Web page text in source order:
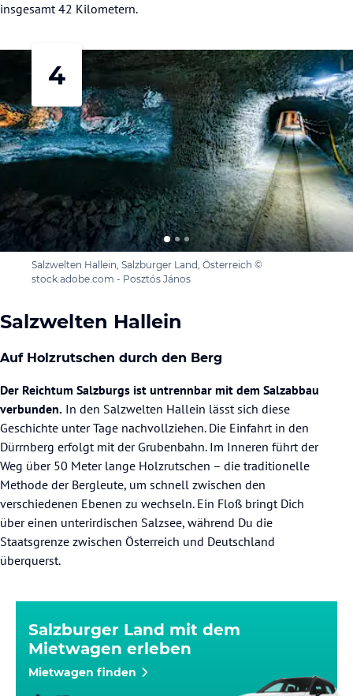
insgesamt 42 Kilometern.
4
Salzwelten Hallein, Salzburger Land, Österreich ©
stock.adobe.com - Posztós János
Salzwelten Hallein
Auf Holzrutschen durch den Berg
Der Reichtum Salzburgs ist untrennbar mit dem Salzabbau
verbunden. In den Salzwelten Hallein lässt sich diese
Geschichte unter Tage nachvollziehen. Die Einfahrt in den
Dürrnberg erfolgt mit der Grubenbahn. Im Inneren führt der
Weg über 50 Meter lange Holzrutschen – die traditionelle
Methode der Bergleute, um schnell zwischen den
verschiedenen Ebenen zu wechseln. Ein Floß bringt Dich
über einen unterirdischen Salzsee, während Du die
Staatsgrenze zwischen Österreich und Deutschland
überquerst.
Salzburger Land mit dem
Mietwagen erleben
Mietwagen finden